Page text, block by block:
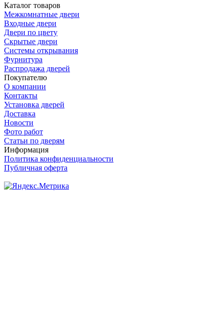
Каталог товаров
Межкомнатные двери
Входные двери
Двери по цвету
Скрытые двери
Системы открывания
Фурнитура
Распродажа дверей
Покупателю
О компании
Контакты
Установка дверей
Доставка
Новости
Фото работ
Статьи по дверям
Информация
Политика конфиденциальности
Публичная оферта